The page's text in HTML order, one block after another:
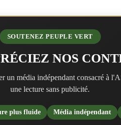
SOUTENEZ PEUPLE VERT
NOS
un média indépendant consacré à
une lecture sans publicité.
plus fluide Média indépendant